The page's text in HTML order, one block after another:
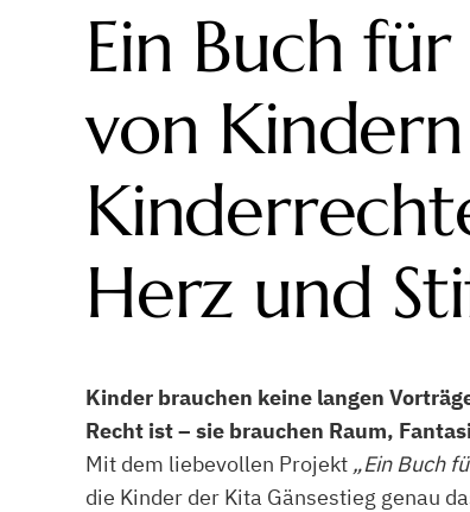
Ein Buch
von
Herz und
Kinder brauchen keine langen
Recht ist – sie brauchen Raum,
Mit dem liebevollen Projekt „Ein Buch
die Kinder der Kita Gänsestieg genau